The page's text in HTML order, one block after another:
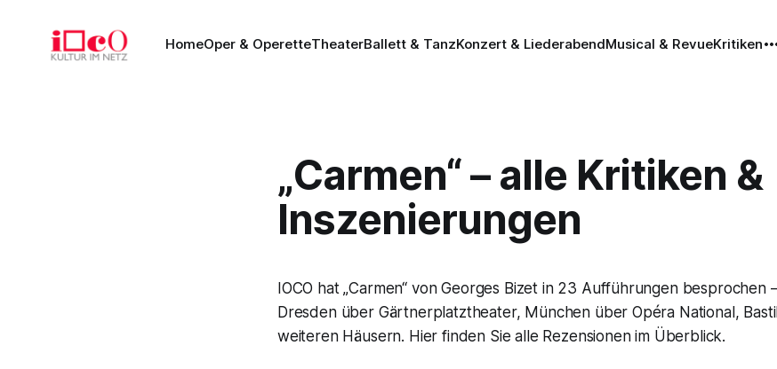
HomeOper & OperetteTheaterBallett & TanzKonzert & LiederabendMusical & RevueKritiken
„Carmen“ – alle Kritiken &
Inszenierungen
IOCO hat „Carmen“ von Georges Bizet in 23 Aufführungen
Dresden über Gärtnerplatztheater, München über Opéra National,
weiteren Häusern. Hier finden Sie alle Rezensionen im Überblick.